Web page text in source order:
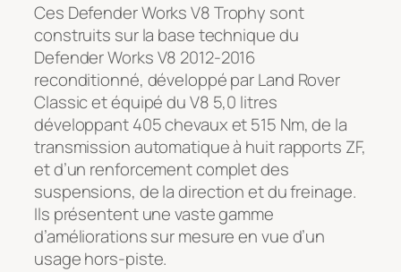
Ces Defender Works V8 Trophy sont
construits sur la base technique du
Defender Works V8 2012-2016
reconditionné, développé par Land Rover
Classic et équipé du V8 5,0 litres
développant 405 chevaux et 515 Nm, de la
transmission automatique à huit rapports ZF,
et d’un renforcement complet des
suspensions, de la direction et du freinage.
Ils présentent une vaste gamme
d’améliorations sur mesure en vue d’un
usage hors-piste.